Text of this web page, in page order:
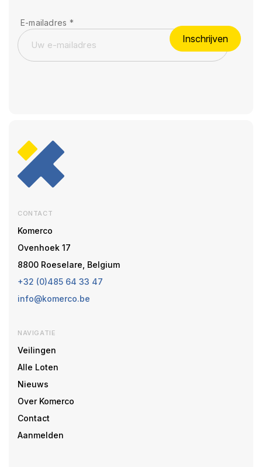
E-mailadres *
Inschrijven
CONTACT
Komerco
Ovenhoek 17
8800 Roeselare, Belgium
+32 (0)485 64 33 47
info@komerco.be
NAVIGATIE
Veilingen
Alle Loten
Nieuws
Over Komerco
Contact
Aanmelden